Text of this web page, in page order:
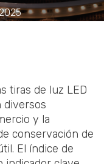
tiras de luz LED
diversos
y la
conservación de
El índice de